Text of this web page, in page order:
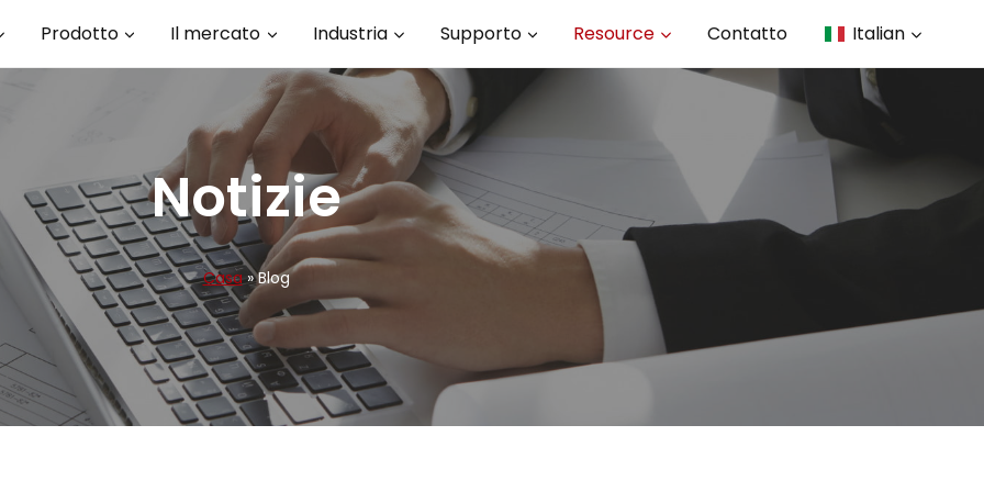
Prodotto Il mercato Industria Supporto Resource Contatto Italian
Notizie
Casa»Blog